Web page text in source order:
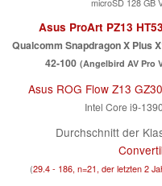
microSD 128 GB
Asus ProArt PZ13
Qualcomm Snapdragon X Plus
42-100 (Angelbird AV Pro
Asus ROG Flow Z13
Intel Core i9-
Durchschnitt der
(29.4 - 186, n=21, der letzten 2